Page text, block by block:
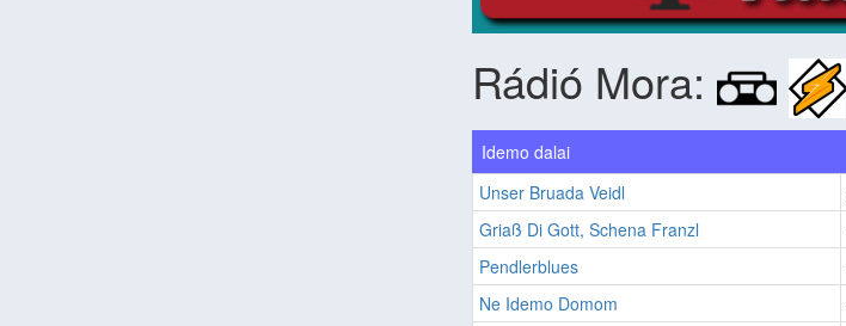
Rádió Mora:
Idemo dalai
Unser Bruada Veidl
Griaß Di Gott, Schena Franzl
Pendlerblues
Ne Idemo Domom